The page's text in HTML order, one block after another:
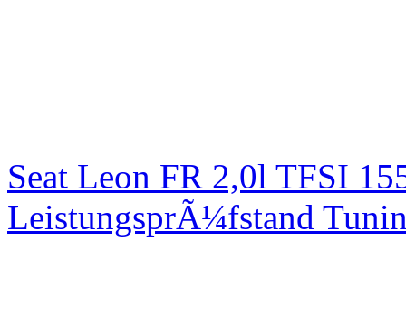
Seat Leon FR 2,0l TFSI
LeistungsprÃ¼fstand